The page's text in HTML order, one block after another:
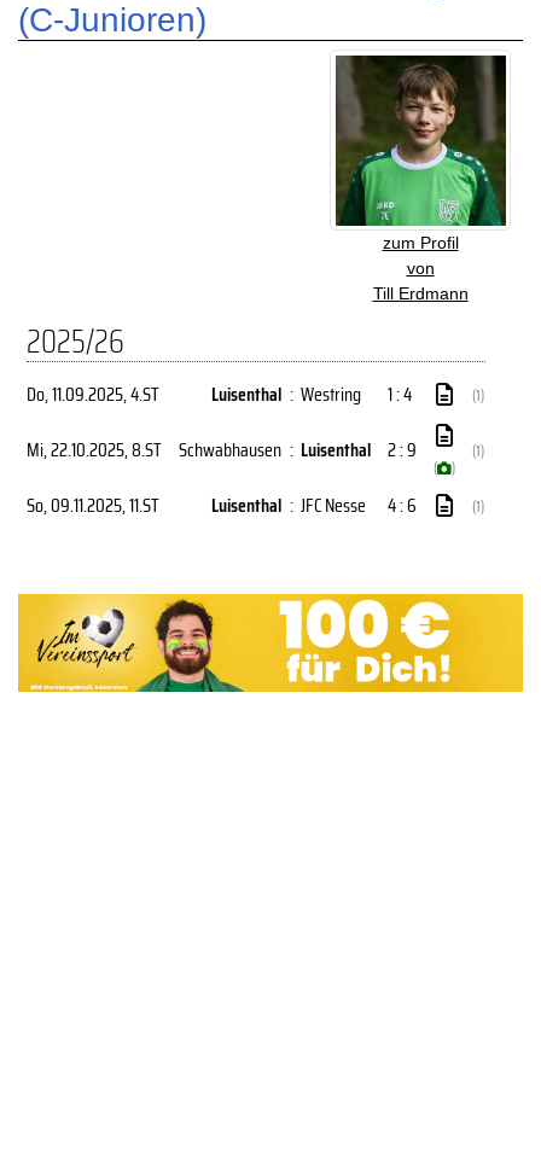
(C-Junioren)
zum Profil
von
Till Erdmann
2025/26
Do, 11.09.2025, 4.ST Luisenthal : Westring 1 : 4 (1)
Mi, 22.10.2025, 8.ST Schwabhausen : Luisenthal 2 : 9
( )
(1)
So, 09.11.2025, 11.ST Luisenthal : JFC Nesse 4 : 6 (1)